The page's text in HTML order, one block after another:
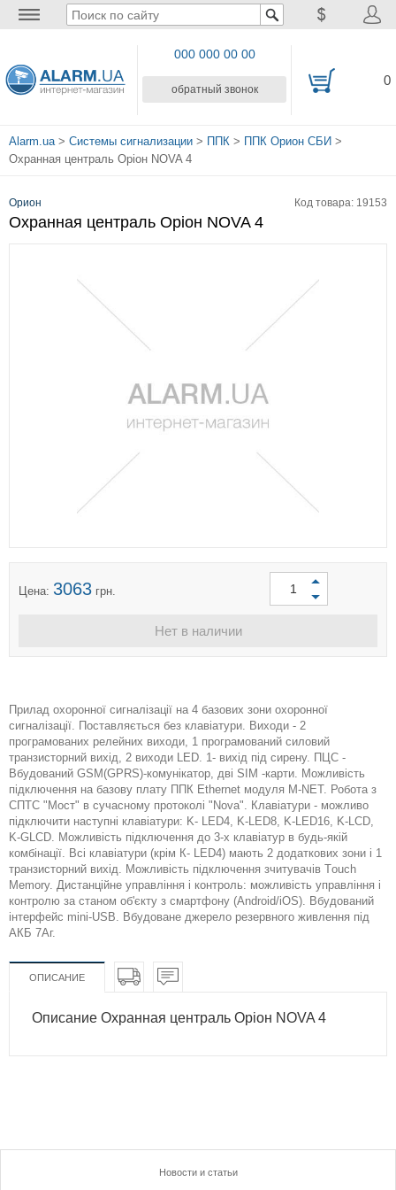
000 000 00 00
обратный звонок
0
Alarm.ua> Системы сигнализации > ППК > ППК Орион СБИ >
Охранная централь Оріон NOVA 4
Орион Код товара: 19153
Охранная централь Оріон NOVA 4
Цена: 3063 грн.
Нет в наличии
Прилад охоронної сигналізації на 4 базових зони охоронної
сигналізації. Поставляється без клавіатури. Виходи - 2
програмованих релейних виходи, 1 програмований силовий
транзисторний вихід, 2 виходи LED. 1- вихід під сирену. ПЦС -
Вбудований GSM(GPRS)-комунікатор, дві SIM -карти. Можливість
підключення на базову плату ППК Ethernet модуля M-NET. Робота з
СПТС "Мост" в сучасному протоколі "Nova". Клавіатури - можливо
підключити наступні клавіатури: K- LED4, K-LED8, K-LED16, K-LCD,
K-GLCD. Можливість підключення до 3-х клавіатур в будь-якій
комбінації. Всі клавіатури (крім К- LED4) мають 2 додаткових зони і 1
транзисторний вихід. Можливість підключення зчитувачів Тouch
Memory. Дистанційне управління і контроль: можливість управління і
контролю за станом об'єкту з смартфону (Android/iOS). Вбудований
інтерфейс mini-USB. Вбудоване джерело резервного живлення під
АКБ 7Аг.
ОПИСАНИЕ
Описание Охранная централь Оріон NOVA 4
Новости и статьи